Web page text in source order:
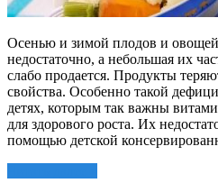
Осенью и зимой плодов и овощей
недостаточно, а небольшая их
слабо продается. Продукты
свойства. Особенно такой
детях, которым так важны
для здорового роста. Их
помощью детской